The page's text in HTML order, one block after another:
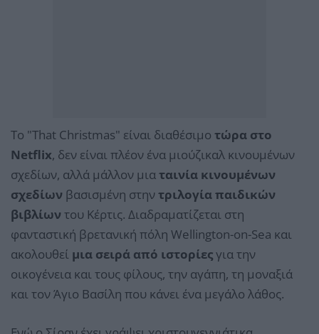
Το "That Christmas" είναι διαθέσιμο τώρα στο
Netflix, δεν είναι πλέον ένα μιούζικαλ κινουμένων
σχεδίων, αλλά μάλλον μιαταινία κινουμένων
σχεδίων βασισμένη στηντριλογία παιδικών
βιβλίων του Κέρτις. Διαδραματίζεται στη
φανταστική βρετανική πόλη Wellington-on-Sea και
ακολουθεί μια σειρά από ιστορίεςγια την
οικογένεια και τους φίλους, την αγάπη, τη μοναξιά
και τον Άγιο Βασίλη που κάνει ένα μεγάλο λάθος.